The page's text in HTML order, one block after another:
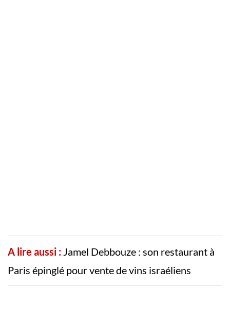
A lire aussi : Jamel Debbouze : son restaurant à
Paris épinglé pour vente de vins israéliens